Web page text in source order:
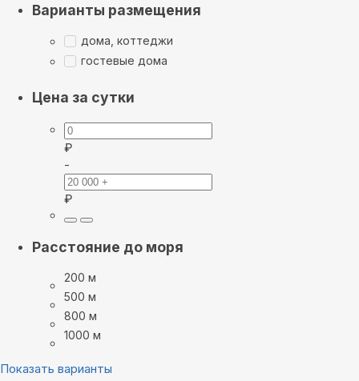
Варианты размещения
дома, коттеджи
гостевые дома
Цена за сутки
₽
-
₽
Расстояние до моря
200 м
500 м
800 м
1000 м
Показать варианты